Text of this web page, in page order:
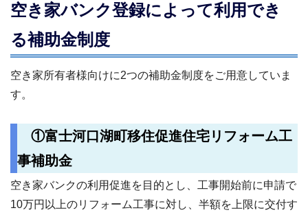
空き家バンク登録によって利用でき
る補助金制度
空き家所有者様向けに2つの補助金制度をご用意していま
す。
①富士河口湖町移住促進住宅リフォーム工
事補助金
空き家バンクの利用促進を目的とし、工事開始前に申請で
10万円以上のリフォーム工事に対し、半額を上限に交付す